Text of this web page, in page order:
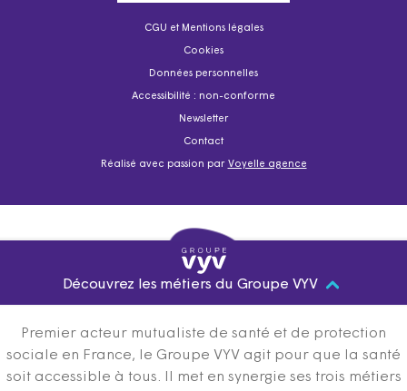
CGU et Mentions légales
Cookies
Données personnelles
Accessibilité : non-conforme
Newsletter
Contact
Réalisé avec passion par Voyelle agence
Découvrez les métiers du Groupe VYV
Premier acteur mutualiste de santé et de protection
sociale en France, le Groupe VYV agit pour que la santé
soit accessible à tous. Il met en synergie ses trois métiers